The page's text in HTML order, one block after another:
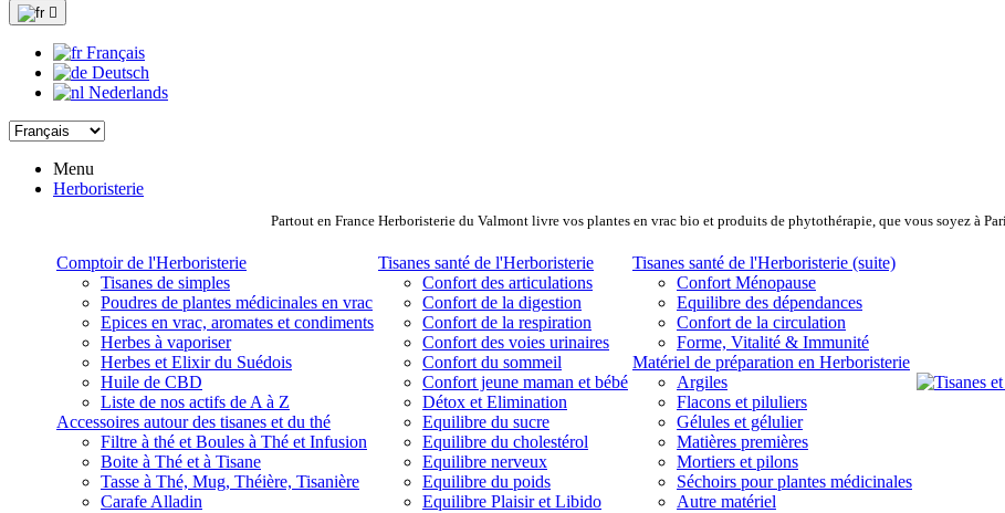

Français
Deutsch
Nederlands
Menu
Herboristerie
Partout en France Herboristerie du Valmont livre vos plantes en vrac bio et produits de phytothérapie, que vous soyez à
Comptoir de l'Herboristerie
Tisanes de simples
Poudres de plantes médicinales en vrac
Epices en vrac, aromates et condiments
Herbes à vaporiser
Herbes et Elixir du Suédois
Huile de CBD
Liste de nos actifs de A à Z
Accessoires autour des tisanes et du thé
Filtre à thé et Boules à Thé et Infusion
Boite à Thé et à Tisane
Tasse à Thé, Mug, Théière, Tisanière
Carafe Alladin
Tisanes santé de l'Herboristerie
Confort des articulations
Confort de la digestion
Confort de la respiration
Confort des voies urinaires
Confort du sommeil
Confort jeune maman et bébé
Détox et Elimination
Equilibre du sucre
Equilibre du cholestérol
Equilibre nerveux
Equilibre du poids
Equilibre Plaisir et Libido
Tisanes santé de l'Herboristerie (suite)
Confort Ménopause
Equilibre des dépendances
Confort de la circulation
Forme, Vitalité & Immunité
Matériel de préparation en Herboristerie
Argiles
Flacons et piluliers
Gélules et gélulier
Matières premières
Mortiers et pilons
Séchoirs pour plantes médicinales
Autre matériel